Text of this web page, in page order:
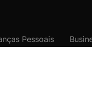
Pessoais